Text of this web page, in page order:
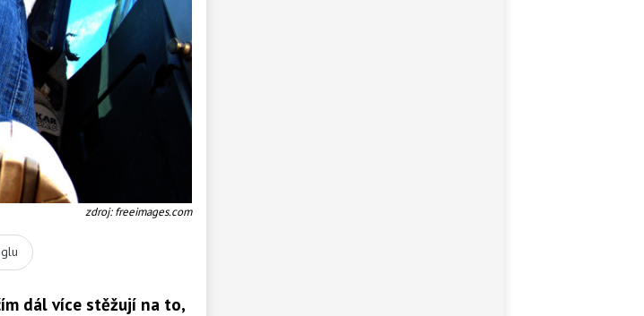
zdroj: freeimages.com
dál více stěžují na to,